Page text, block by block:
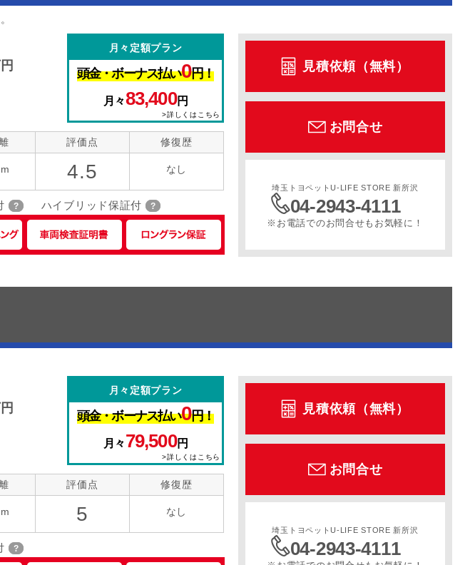
月々定額プラン
頭金・ボーナス払い0円！
月々83,400円
>詳しくはこちら
評価点
4.5
修復歴
なし
ハイブリッド保証付
見積依頼（無料）
お問合せ
埼玉トヨペットU-LIFE STORE 新所沢
04-2943-4111
※お電話でのお問合せもお気軽に！
月々定額プラン
頭金・ボーナス払い0円！
月々79,500円
>詳しくはこちら
評価点
5
修復歴
なし
見積依頼（無料）
お問合せ
埼玉トヨペットU-LIFE STORE 新所沢
04-2943-4111